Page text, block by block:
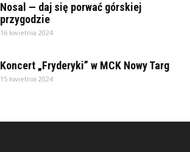
Nosal — daj się porwać górskiej
przygodzie
16 kwietnia 2024
Koncert „Fryderyki” w MCK Nowy Targ
15 kwietnia 2024